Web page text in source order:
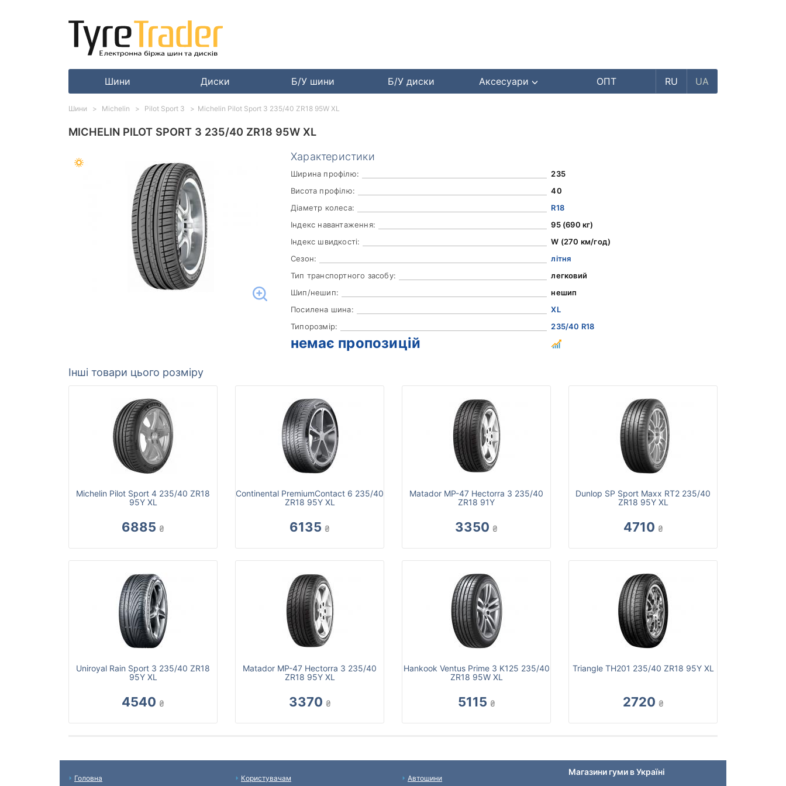
Шини Диски Б/У шини Б/У диски Аксесуари ОПТ RU UA
MICHELIN PILOT SPORT 3 235/40 ZR18 95W XL
Характеристики
Ширина профілю:
235
Висота профілю:
40
Діаметр колеса:
R18
Індекс навантаження:
95 (690 кг)
Індекс швидкості:
W (270 км/год)
Сезон:
літня
Тип транспортного засобу:
легковий
Шип/нешип:
нешип
Посилена шина:
XL
Типорозмір:
235/40 R18
немає пропозицій
Інші товари цього розміру
Michelin Pilot Sport 4 235/40 ZR18
95Y XL
6885 ₴
Continental PremiumContact 6 235/40
ZR18 95Y XL
6135 ₴
Matador MP-47 Hectorra 3 235/40
ZR18 91Y
3350 ₴
Dunlop SP Sport Maxx RT2 235/40
ZR18 95Y XL
4710 ₴
Uniroyal Rain Sport 3 235/40 ZR18
95Y XL
4540 ₴
Matador MP-47 Hectorra 3 235/40
ZR18 95Y XL
3370 ₴
Hankook Ventus Prime 3 K125 235/40
ZR18 95W XL
5115 ₴
Triangle TH201 235/40 ZR18 95Y XL
2720 ₴
Шини Michelin Pilot Sport 3 Michelin Pilot Sport 3 235/40 ZR18 95W XL
Головна Користувачам Автошини
Магазини гуми в Україні